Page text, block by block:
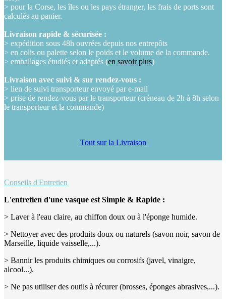
> pour la Corse, les îles ou les pays étranger, les frais de ports sont
calculés au panier.
Livraison rapide & sécurisée :
> expédition sous 48h ouvrées depuis nos entrepôts
> en colis ou palette selon le poids et le volume de la commande.
> emballages étudiés et adaptés (en savoir plus)
Livraison avec suivi & sur rendez-vous :
> lien de suivi transporteur envoyé par e-mail
> prise de rendez-vous par le transporteur (créneau de 2h à 8h selon
le transporteur et la commande)
Tout sur la Livraison
Conseils d'Entretien
L'entretien d'une vasque est Simple & Rapide :
> Laver à l'eau claire, au chiffon doux ou à l'éponge humide.
> Nettoyer avec des produits doux ou naturels (savon noir, savon de
Marseille, liquide vaisselle,...).
> Bannir les produits chimiques ou corrosifs (javel, vinaigre,
alcool...).
> Ne pas utiliser des outils à récurer (brosses, éponges abrasives,...).